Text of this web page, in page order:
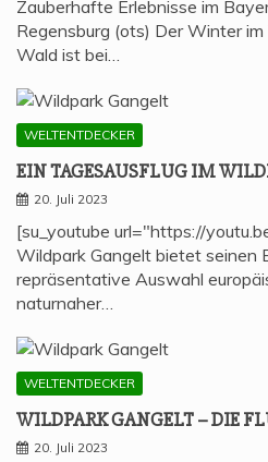
Zauberhafte Erlebnisse im
Regensburg (ots) Der Winter
Wald ist bei…
WELTENTDECKER
EIN TAGES­AUS­FLUG IM
20. Juli 2023
[su_youtube url="https://
Wildpark Gangelt bietet seinen
repräsentative Auswahl
naturnaher…
WELTENTDECKER
WILD­PARK GAN­GELT – DIE
20. Juli 2023